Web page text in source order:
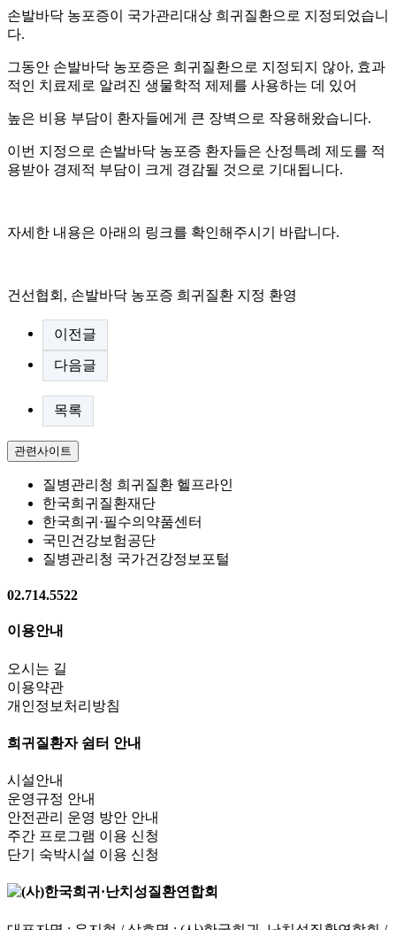
손발바닥 농포증이 국가관리대상 희귀질환으로 지정되었습니
다.
그동안 손발바닥 농포증은 희귀질환으로 지정되지 않아, 효과
적인 치료제로 알려진 생물학적 제제를 사용하는 데 있어
높은 비용 부담이 환자들에게 큰 장벽으로 작용해왔습니다.
이번 지정으로 손발바닥 농포증 환자들은 산정특례 제도를 적
용받아 경제적 부담이 크게 경감될 것으로 기대됩니다.
자세한 내용은 아래의 링크를 확인해주시기 바랍니다.
건선협회, 손발바닥 농포증 희귀질환 지정 환영
이전글
다음글
목록
관련사이트
질병관리청 희귀질환 헬프라인
한국희귀질환재단
한국희귀·필수의약품센터
국민건강보험공단
질병관리청 국가건강정보포털
02.714.5522
이용안내
오시는 길
이용약관
개인정보처리방침
희귀질환자 쉼터 안내
시설안내
운영규정 안내
안전관리 운영 방안 안내
주간 프로그램 이용 신청
단기 숙박시설 이용 신청